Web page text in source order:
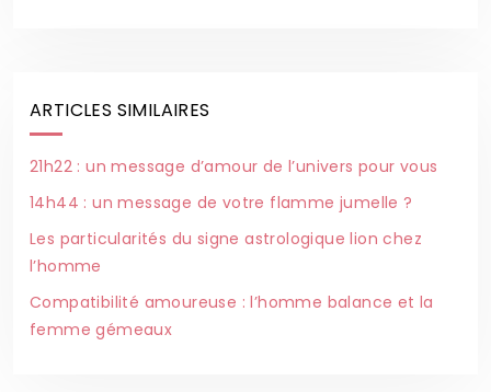
ARTICLES SIMILAIRES
21h22 : un message d’amour de l’univers pour vous
14h44 : un message de votre flamme jumelle ?
Les particularités du signe astrologique lion chez
l’homme
Compatibilité amoureuse : l’homme balance et la
femme gémeaux